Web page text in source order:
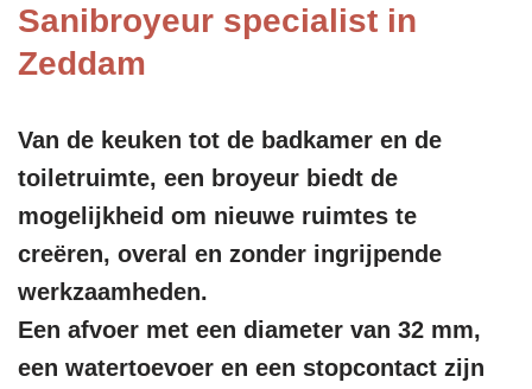
Sanibroyeur specialist in
Zeddam
Van de keuken tot de badkamer en de
toiletruimte, een broyeur biedt de
mogelijkheid om nieuwe ruimtes te
creëren, overal en zonder ingrijpende
werkzaamheden.
Een afvoer met een diameter van 32 mm,
een watertoevoer en een stopcontact zijn